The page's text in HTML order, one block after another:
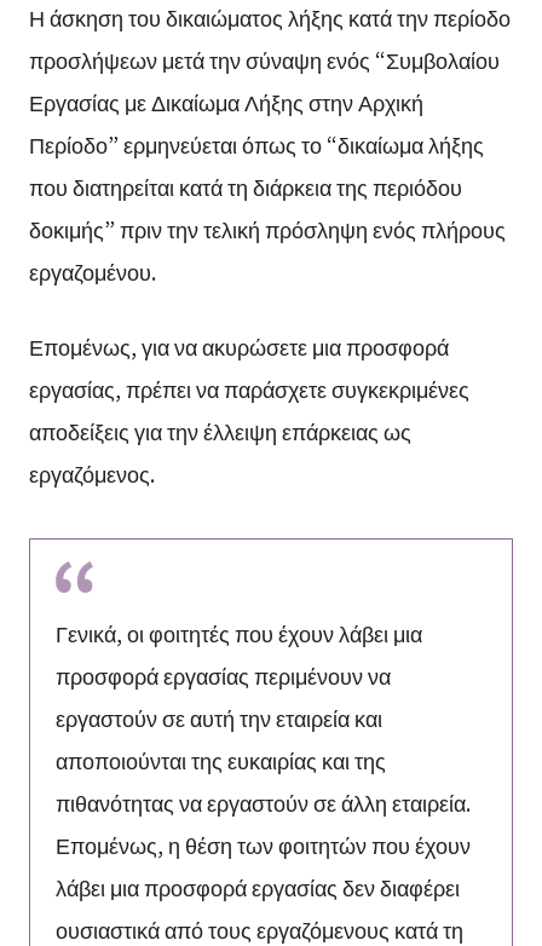
Η άσκηση του δικαιώματος λήξης κατά την περίοδο
προσλήψεων μετά την σύναψη ενός “Συμβολαίου
Εργασίας με Δικαίωμα Λήξης στην Αρχική
Περίοδο” ερμηνεύεται όπως το “δικαίωμα λήξης
που διατηρείται κατά τη διάρκεια της περιόδου
δοκιμής” πριν την τελική πρόσληψη ενός πλήρους
εργαζομένου.
Επομένως, για να ακυρώσετε μια προσφορά
εργασίας, πρέπει να παράσχετε συγκεκριμένες
αποδείξεις για την έλλειψη επάρκειας ως
εργαζόμενος.
Γενικά, οι φοιτητές που έχουν λάβει μια
προσφορά εργασίας περιμένουν να
εργαστούν σε αυτή την εταιρεία και
αποποιούνται της ευκαιρίας και της
πιθανότητας να εργαστούν σε άλλη εταιρεία.
Επομένως, η θέση των φοιτητών που έχουν
λάβει μια προσφορά εργασίας δεν διαφέρει
ουσιαστικά από τους εργαζόμενους κατά τη